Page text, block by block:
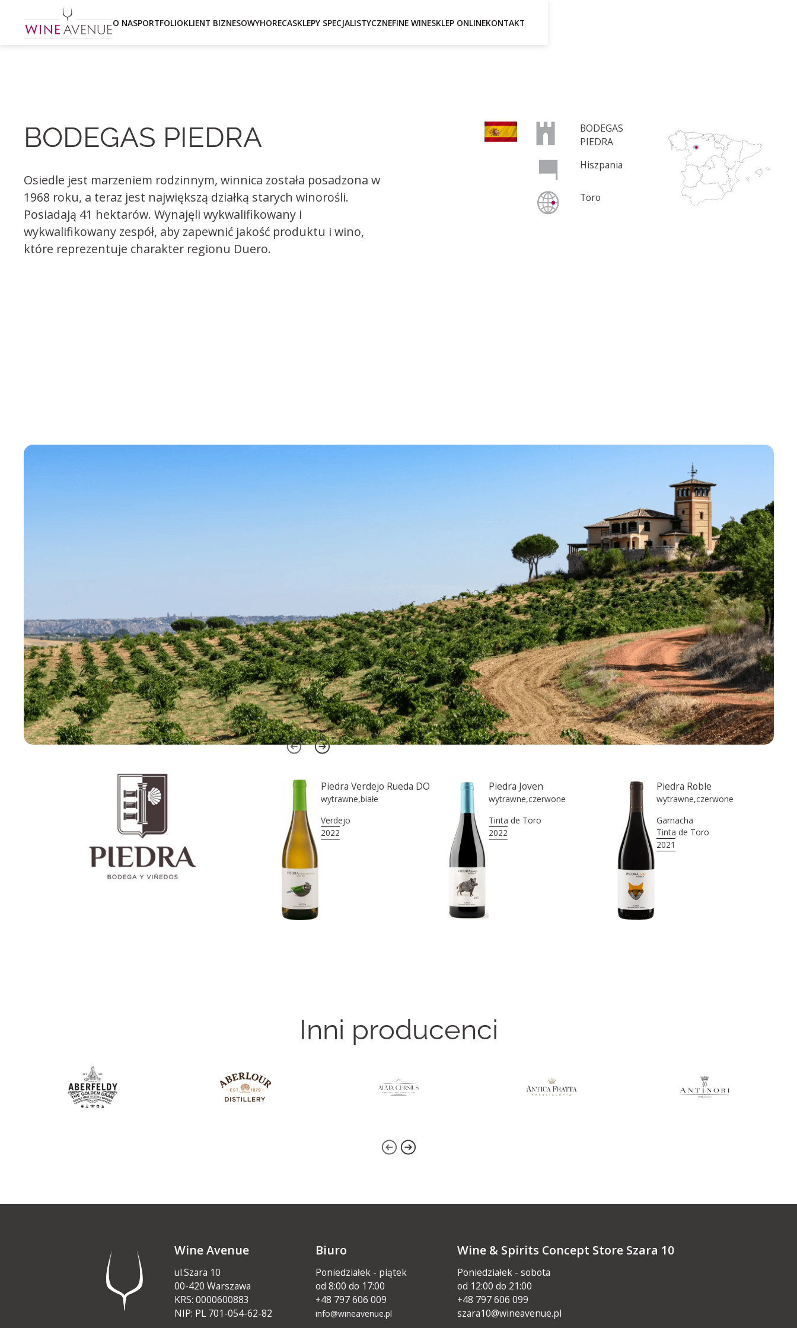
O NASPORTFOLIOKLIENT BIZNESOWYHORECASKLEPY SPECJALISTYCZNEFINE WINESKLEP ONLINEKONTAKT
BODEGAS PIEDRA
Osiedle jest marzeniem rodzinnym, winnica została posadzona w
1968 roku, a teraz jest największą działką starych winorośli.
Posiadają 41 hektarów. Wynajęli wykwalifikowany i
wykwalifikowany zespół, aby zapewnić jakość produktu i wino,
które reprezentuje charakter regionu Duero.
BODEGAS
PIEDRA
Hiszpania
Toro
BODEGAS PIEDRA
Winnica Piedra to marzenie rodziny, która
chciała urzeczywistnić swoją pasję:
produkować wina doskonałej jakości.
Powstała w 1968 roku i posiadanajwiększą
ilość parceli starych winorośli w Toro D.O.
Dzięki szerokiej gamie, wina dostosowują
się do smaków wielu podniebień. Od
Od młodychi naturalnych win wytwarzanych
bez siarczynów lub jakiejkolwiek
dodatkowej obróbki, po wina, które
doceniają wartość czasu i dojrzałości,które
wyrażają to, co najlepsze w bardzo starej
winnicy w regionie Toro.
Piedra Verdejo Rueda DO
wytrawne,białe
Verdejo
2022
Piedra Joven
wytrawne,czerwone
Tinta de Toro
2022
Piedra Roble
wytrawne,czerwone
Garnacha
Tinta de Toro
2021
Inni producenci
Wine Avenue
ul.Szara 10
00-420 Warszawa
KRS: 0000600883
NIP: PL 701-054-62-82
Biuro
Poniedziałek - piątek
od 8:00 do 17:00
+48 797 606 009
info@wineavenue.pl
Wine & Spirits Concept Store Szara 10
Poniedziałek - sobota
od 12:00 do 21:00
+48 797 606 099
szara10@wineavenue.pl